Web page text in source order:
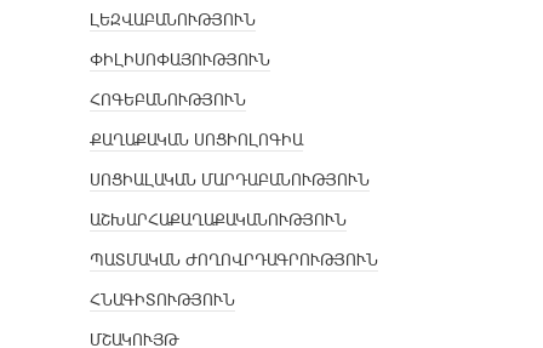
ԼԵԶՎԱԲԱՆՈՒԹՅՈՒՆ
ՓԻԼԻՍՈՓԱՅՈՒԹՅՈՒՆ
ՀՈԳԵԲԱՆՈՒԹՅՈՒՆ
ՔԱՂԱՔԱԿԱՆ ՍՈՑԻՈԼՈԳԻԱ
ՍՈՑԻԱԼԱԿԱՆ ՄԱՐԴԱԲԱՆՈՒԹՅՈՒՆ
ԱՇԽԱՐՀԱՔԱՂԱՔԱԿԱՆՈՒԹՅՈՒՆ
ՊԱՏՄԱԿԱՆ ԺՈՂՈՎՐԴԱԳՐՈՒԹՅՈՒՆ
ՀՆԱԳԻՏՈՒԹՅՈՒՆ
ՄՇԱԿՈՒՅԹ